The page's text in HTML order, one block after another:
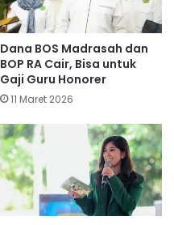
Dana BOS Madrasah dan
BOP RA Cair, Bisa untuk
Gaji Guru Honorer
11 Maret 2026